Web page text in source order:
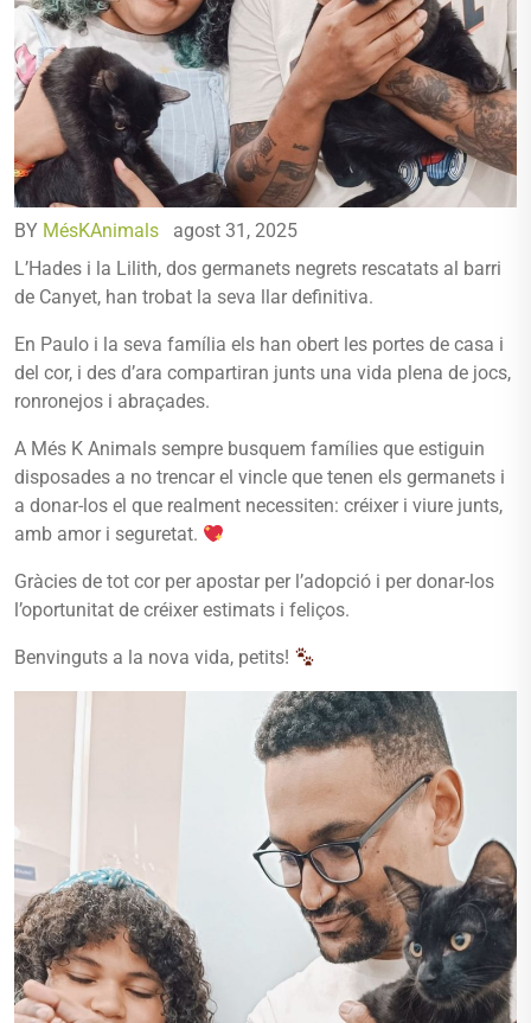
BY MésKAnimals
agost 31, 2025
L’Hades i la Lilith, dos germanets negrets rescatats al barri
de Canyet, han trobat la seva llar definitiva.
En Paulo i la seva família els han obert les portes de casa i
del cor, i des d’ara compartiran junts una vida plena de jocs,
ronronejos i abraçades.
A Més K Animals sempre busquem famílies que estiguin
disposades a no trencar el vincle que tenen els germanets i
a donar-los el que realment necessiten: créixer i viure junts,
amb amor i seguretat.
Gràcies de tot cor per apostar per l’adopció i per donar-los
l’oportunitat de créixer estimats i feliços.
Benvinguts a la nova vida, petits!